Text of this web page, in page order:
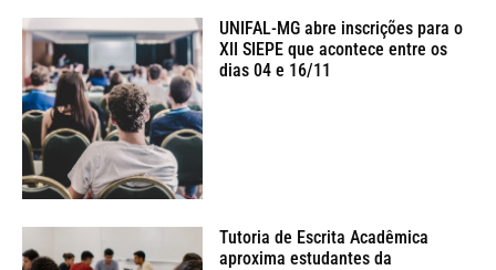
UNIFAL-MG abre inscrições para o
XII SIEPE que acontece entre os
dias 04 e 16/11
Tutoria de Escrita Acadêmica
aproxima estudantes da